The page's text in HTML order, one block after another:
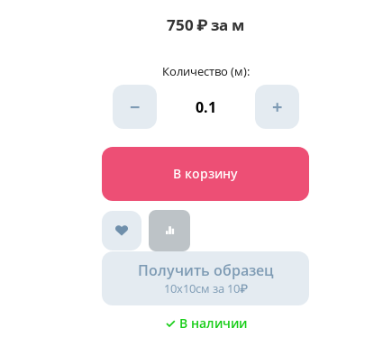
750₽за м
Количество (м):
− +
В корзину
Получить образец
10х10см за 10₽
✓ В наличии